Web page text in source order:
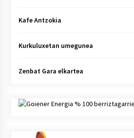
Kafe Antzokia
Kurkuluxetan umegunea
Zenbat Gara elkartea